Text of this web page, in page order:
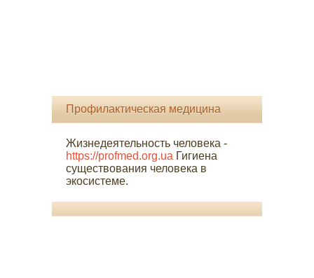
Профилактическая медицина
Жизнедеятельность человека -
https://profmed.org.ua Гигиена
существования человека в
экосистеме.